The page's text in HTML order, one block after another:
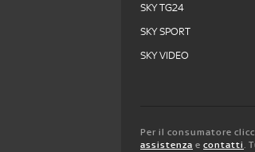
SKY TG24
SKY SPORT
SKY VIDEO
Per il consumatore
assistenza e contatti.